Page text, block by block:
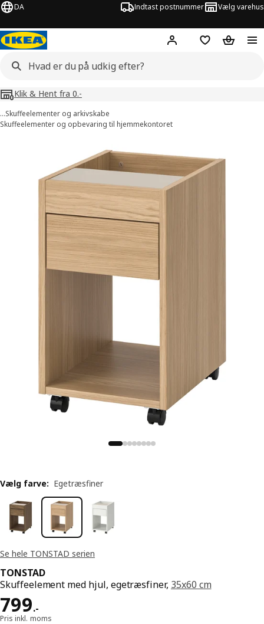
DA Indtast postnummer Vælg varehus
Hej! Log ind her
Huskeliste
Kurv
Klik & Hent fra 0.-
…Skuffeelementer og arkivskabe
Skuffeelementer og opbevaring til hjemmekontoret
Se hele TONSTAD serien
TONSTAD
Skuffeelement med hjul, egetræsfiner, 35x60 cm
799.-
Pris 799.-
Pris inkl. moms
Vælg farve: Egetræsfiner